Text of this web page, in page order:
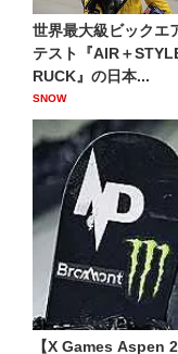
世界最大級ビックエ
テスト『AIR＋
RUCK』の日本...
SNOW
【X Games Aspen